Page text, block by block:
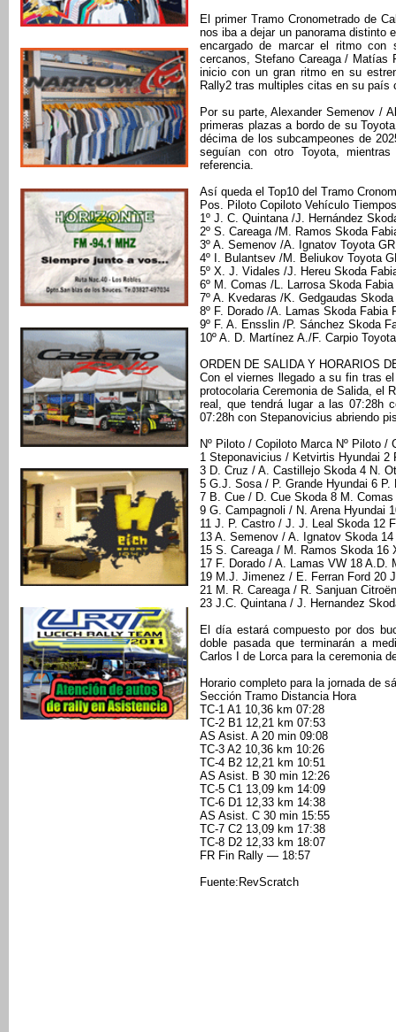
El primer Tramo Cronometrado de
nos iba a dejar un panorama distinto
encargado de marcar el ritmo con
cercanos, Stefano Careaga / Matías
inicio con un gran ritmo en su
Rally2 tras multiples citas en su
Por su parte, Alexander Semenov /
primeras plazas a bordo de su
décima de los subcampeones de
seguían con otro Toyota,
referencia.
Así queda el Top10 del Tramo
Pos. Piloto Copiloto Vehículo Tiempos
1º J. C. Quintana /J. Hernández
2º S. Careaga /M. Ramos Skoda
3º A. Semenov /A. Ignatov Toyota
4º I. Bulantsev /M. Beliukov Toyota
5º X. J. Vidales /J. Hereu Skoda
6º M. Comas /L. Larrosa Skoda
7º A. Kvedaras /K. Gedgaudas
8º F. Dorado /A. Lamas Skoda Fabia
9º F. A. Ensslin /P. Sánchez Skoda
10º A. D. Martínez A./F. Carpio
ORDEN DE SALIDA Y HORARIOS
Con el viernes llegado a su fin tras
protocolaria Ceremonia de Salida, el
real, que tendrá lugar a las 07:28h
07:28h con Stepanovicius abriendo
Nº Piloto / Copiloto Marca Nº Piloto /
1 Steponavicius / Ketvirtis Hyundai 2
3 D. Cruz / A. Castillejo Skoda 4 N.
5 G.J. Sosa / P. Grande Hyundai 6
7 B. Cue / D. Cue Skoda 8 M.
9 G. Campagnoli / N. Arena Hyundai
11 J. P. Castro / J. J. Leal Skoda 12
13 A. Semenov / A. Ignatov Skoda
15 S. Careaga / M. Ramos Skoda
17 F. Dorado / A. Lamas VW 18 A.D.
19 M.J. Jimenez / E. Ferran Ford 20
21 M. R. Careaga / R. Sanjuan
23 J.C. Quintana / J. Hernandez
El día estará compuesto por dos
doble pasada que terminarán a
Carlos I de Lorca para la ceremonia
Horario completo para la jornada de
Sección Tramo Distancia Hora
TC-1 A1 10,36 km 07:28
TC-2 B1 12,21 km 07:53
AS Asist. A 20 min 09:08
TC-3 A2 10,36 km 10:26
TC-4 B2 12,21 km 10:51
AS Asist. B 30 min 12:26
TC-5 C1 13,09 km 14:09
TC-6 D1 12,33 km 14:38
AS Asist. C 30 min 15:55
TC-7 C2 13,09 km 17:38
TC-8 D2 12,33 km 18:07
FR Fin Rally — 18:57
Fuente:RevScratch